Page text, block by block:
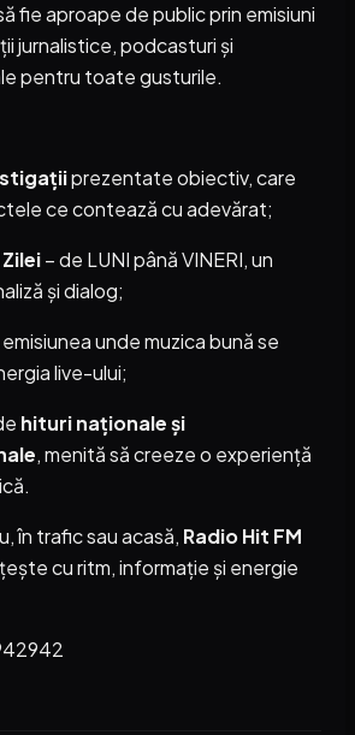
fie aproape de public prin emisiuni
jurnalistice, podcasturi și
pentru toate gusturile.
prezentate obiectiv, care
ce contează cu adevărat;
– de LUNI până VINERI, un
și dialog;
emisiunea unde muzica bună se
live-ului;
hituri naționale și
, menită să creeze o experiență
în trafic sau acasă, Radio Hit FM
cu ritm, informație și energie